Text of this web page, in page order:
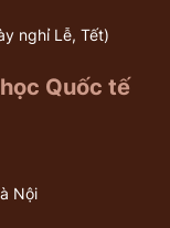
nghỉ Lễ, Tết)
Quốc tế
Nội